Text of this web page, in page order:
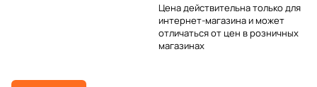
Цена действительна только для
интернет-магазина и может
отличаться от цен в розничных
магазинах